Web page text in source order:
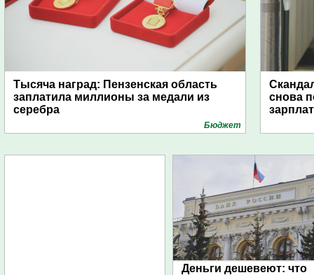
Тысяча наград: Пензенская область
заплатила миллионы за медали из
серебра
Бюджет
снова
Деньги дешевеют: что